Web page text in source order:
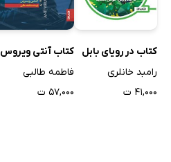
کتاب در رویای بابل
رامبد خانلری
۴۱,۰۰۰ ت
کتاب آنتی ویروس
فاطمه طالبی
۵۷,۰۰۰ ت